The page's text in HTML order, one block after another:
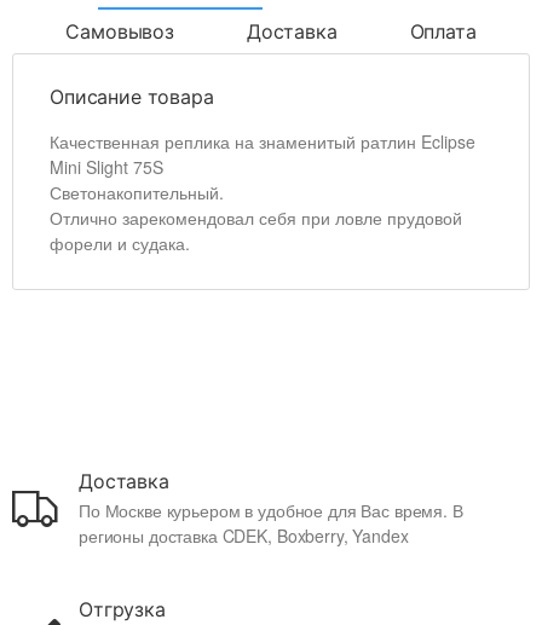
Самовывоз
Доставка Оплата
Описание товара
Качественная реплика на знаменитый ратлин Eclipse
Mini Slight 75S
Светонакопительный.
Отлично зарекомендовал себя при ловле прудовой
форели и судака.
Доставка
По Москве курьером в удобное для Вас время. В
регионы доставка CDEK, Boxberry, Yandex
Отгрузка